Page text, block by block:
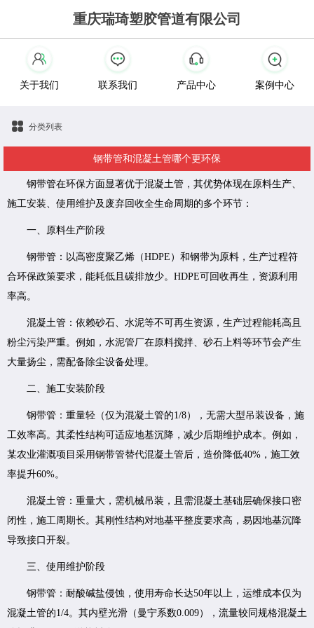
重庆瑞琦塑胶管道有限公司
关于我们 联系我们 产品中心 案例中心
分类列表
钢带管和混凝土管哪个更环保
钢带管在环保方面显著优于混凝土管，其优势体现在原料生产、
施工安装、使用维护及废弃回收全生命周期的多个环节：
一、原料生产阶段
钢带管：以高密度聚乙烯（HDPE）和钢带为原料，生产过程符
合环保政策要求，能耗低且碳排放少。HDPE可回收再生，资源利用
率高。
混凝土管：依赖砂石、水泥等不可再生资源，生产过程能耗高且
粉尘污染严重。例如，水泥管厂在原料搅拌、砂石上料等环节会产生
大量扬尘，需配备除尘设备处理。
二、施工安装阶段
钢带管：重量轻（仅为混凝土管的1/8），无需大型吊装设备，施
工效率高。其柔性结构可适应地基沉降，减少后期维护成本。例如，
某农业灌溉项目采用钢带管替代混凝土管后，造价降低40%，施工效
率提升60%。
混凝土管：重量大，需机械吊装，且需混凝土基础层确保接口密
闭性，施工周期长。其刚性结构对地基平整度要求高，易因地基沉降
导致接口开裂。
三、使用维护阶段
钢带管：耐酸碱盐侵蚀，使用寿命长达50年以上，运维成本仅为
混凝土管的1/4。其内壁光滑（曼宁系数0.009），流量较同规格混凝土